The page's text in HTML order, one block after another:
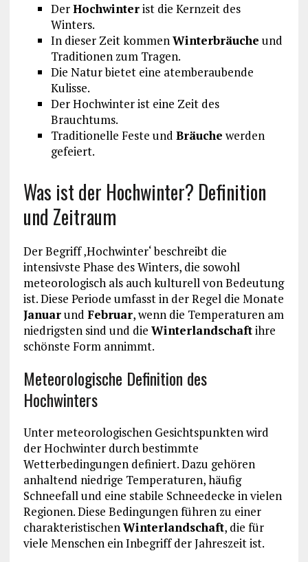
DerHochwinterist die Kernzeit des
Winters.
In dieser Zeit kommenWinterbräuche und
Traditionen zum Tragen.
Die Natur bietet eine atemberaubende
Kulisse.
Der Hochwinter ist eine Zeit des
Brauchtums.
Traditionelle Feste und Bräuche werden
gefeiert.
Was ist der Hochwinter? Definition
und Zeitraum
Der Begriff ‚Hochwinter‘ beschreibt die
intensivste Phase des Winters, die sowohl
meteorologisch als auch kulturell von Bedeutung
ist. Diese Periode umfasst in der Regel die Monate
Januarund Februar, wenn die Temperaturen am
niedrigsten sind und die Winterlandschaftihre
schönste Form annimmt.
Meteorologische Definition des
Hochwinters
Unter meteorologischen Gesichtspunkten wird
der Hochwinter durch bestimmte
Wetterbedingungen definiert. Dazu gehören
anhaltend niedrige Temperaturen, häufig
Schneefall und eine stabile Schneedecke in vielen
Regionen. Diese Bedingungen führen zu einer
charakteristischenWinterlandschaft, die für
viele Menschen ein Inbegriff der Jahreszeit ist.